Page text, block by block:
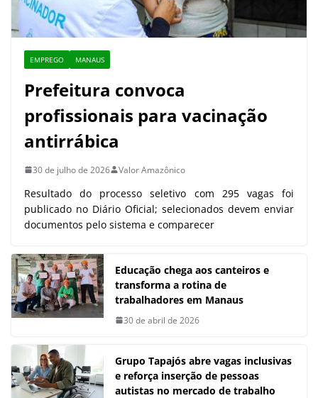
EMPREGO MANAUS
Prefeitura convoca
profissionais para vacinação
antirrábica
30 de julho de 2026 Valor Amazônico
Resultado do processo seletivo com 295 vagas foi
publicado no Diário Oficial; selecionados devem enviar
documentos pelo sistema e comparecer
Educação chega aos canteiros e
transforma a rotina de
trabalhadores em Manaus
30 de abril de 2026
Grupo Tapajós abre vagas inclusivas
e reforça inserção de pessoas
autistas no mercado de trabalho